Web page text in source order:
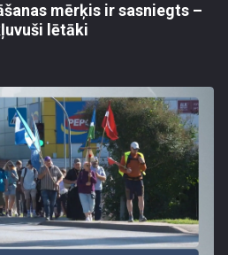
mērķis ir sasniegts –
lētāki